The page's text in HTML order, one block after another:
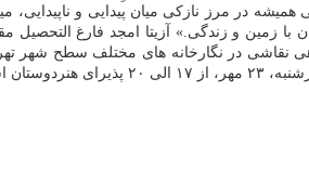
در مرز نازکی میان پیدایی و
با زمین و زندگی.» آزیتا امجد فارغ
نقاشی در نگارخانه های مختلف سطح